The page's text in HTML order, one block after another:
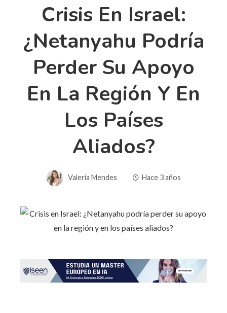
Crisis En Israel:
¿Netanyahu Podría
Perder Su Apoyo
En La Región Y En
Los Países
Aliados?
Valeria Mendes Hace 3 años